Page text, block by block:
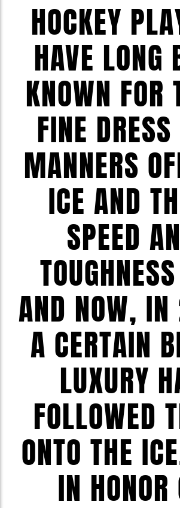
HOCKEY
HAVE LONG
KNOWN FOR
FINE
MANNERS
ICE AND
SPEED
AND NOW,
A CERTAIN
LUXURY
FOLLOWED
ONTO THE
IN HONOR